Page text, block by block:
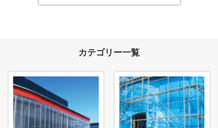
カテゴリー一覧